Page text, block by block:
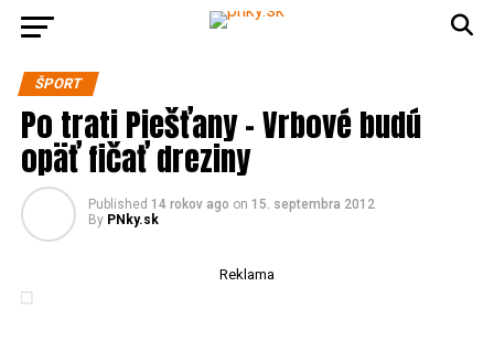
ŠPORT
Po trati Piešťany – Vrbové budú
opäť fičať dreziny
Published 14 rokov ago on 15. septembra 2012
By PNky.sk
Reklama